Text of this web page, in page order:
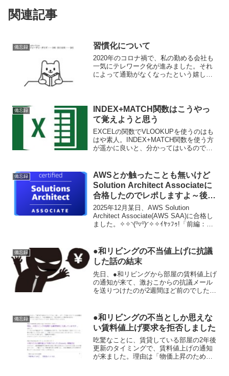
関連記事
備忘録 習慣化について
2020年のコロナ禍で、私の勤める会社も
一気にテレワーク化が進みました。それ
によって通勤がなくなったという嬉しい
していかなければと思...
備忘録
INDEX+MATCH関数はこうやっ
て覚えようと思う
EXCELの関数でVLOOKUPを使うのはも
はや素人。INDEX+MATCH関数を使う方
が遥かに良いと、分かってはいるので
し、INDEX×MATCHはどうしても「あ
れ、どうや...
備忘録
AWSとか触ったことも無いけど
Solution Architect Associateに
合格したのでレポしますよ～後
編：学習記録、参考書籍・講座編
～
2025年12月某日、AWS Solution
Architect Associate(AWS SAA)に合格し
ました。✧✧◝(⁰▿⁰)◜✧✧ｲﾔｯﾌｩ!「前編：試
載し...
備忘録
●和リビングの不当値上げに抗議
した話の結末
先日、●和リビングから部屋の賃料値上げ
の通知が来て、激おこからの抗議メール
を送りつけたのが2週間ほど前のでした。
いと思います。抗議メールへの●和リビン
グの返信詳細は前記...
備忘録
●和リビングの不当としか思えな
い賃料値上げ要求を拒否しました
吃驚なことに、賃貸している部屋の2年後
更新のタイミングで、賃料値上げの通知
が来ました。理由は「物価上昇のため」